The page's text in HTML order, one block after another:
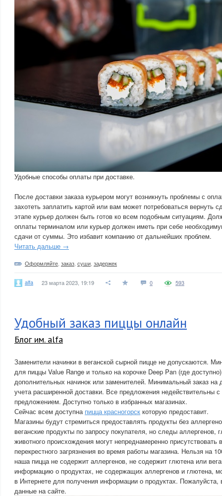
Удобные способы оплаты при доставке.
После доставки заказа курьером могут возникнуть проблемы с
захотеть заплатить картой или вам может потребоваться вернуть
этапе курьер должен быть готов ко всем подобным ситуациям.
оплаты терминалом или курьер должен иметь при себе
сдачи от суммы. Это избавит компанию от дальнейших проблем.
Читать дальше →
Оформляйте заказ суши задержек
alfa 23 марта 2023, 19:19 0 593
Удобный заказ пиццы онлайн
Блог им. alfa
Заменители начинки в веганской сырной пицце не допускаются.
для пиццы Value Range и только на корочке Deep Pan (где
дополнительных начинок или заменителей. Минимальный заказ на
учета расширенной доставки. Все предложения недействительны
предложением. Доступно только в избранных магазинах.
Сейчас всем доступна пицца красногорск которую предоставит.
Магазины будут стремиться предоставлять продукты без
веганские продукты по запросу покупателя, но следы аллергенов,
животного происхождения могут непреднамеренно присутствовать
перекрестного загрязнения во время работы магазина. Нельзя на
наша пицца не содержит аллергенов, не содержит глютена или
информацию о продуктах, не содержащих аллергенов и глютена,
в Интернете для получения информации о продуктах. Пожалуйста,
данные на сайте.